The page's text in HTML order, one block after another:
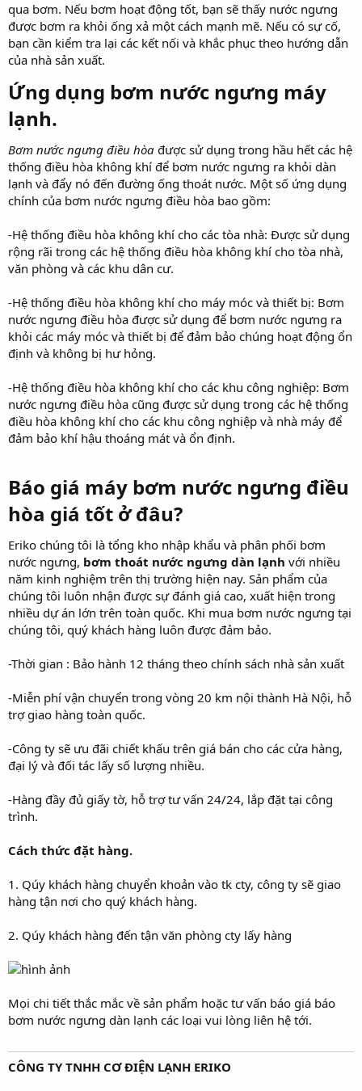
qua bơm. Nếu bơm hoạt động tốt, bạn sẽ thấy nước ngưng
được bơm ra khỏi ống xả một cách mạnh mẽ. Nếu có sự cố,
bạn cần kiểm tra lại các kết nối và khắc phục theo hướng dẫn
của nhà sản xuất.
Ứng dụng bơm nước ngưng máy
lạnh.
Bơm nước ngưng điều hòa được sử dụng trong hầu hết các hệ
thống điều hòa không khí để bơm nước ngưng ra khỏi dàn
lạnh và đẩy nó đến đường ống thoát nước. Một số ứng dụng
chính của bơm nước ngưng điều hòa bao gồm:
-Hệ thống điều hòa không khí cho các tòa nhà: Được sử dụng
rộng rãi trong các hệ thống điều hòa không khí cho tòa nhà,
văn phòng và các khu dân cư.
-Hệ thống điều hòa không khí cho máy móc và thiết bị: Bơm
nước ngưng điều hòa được sử dụng để bơm nước ngưng ra
khỏi các máy móc và thiết bị để đảm bảo chúng hoạt động ổn
định và không bị hư hỏng.
-Hệ thống điều hòa không khí cho các khu công nghiệp: Bơm
nước ngưng điều hòa cũng được sử dụng trong các hệ thống
điều hòa không khí cho các khu công nghiệp và nhà máy để
đảm bảo khí hậu thoáng mát và ổn định.
Báo giá máy bơm nước ngưng điều
hòa giá tốt ở đâu?
Eriko chúng tôi là tổng kho nhập khẩu và phân phối bơm
nước ngưng, bơm thoát nước ngưng dàn lạnh với nhiều
năm kinh nghiệm trên thị trường hiện nay. Sản phẩm của
chúng tôi luôn nhận được sự đánh giá cao, xuất hiện trong
nhiều dự án lớn trên toàn quốc. Khi mua bơm nước ngưng tại
chúng tôi, quý khách hàng luôn được đảm bảo.
-Thời gian : Bảo hành 12 tháng theo chính sách nhà sản xuất
-Miễn phí vận chuyển trong vòng 20 km nội thành Hà Nội, hỗ
trợ giao hàng toàn quốc.
-Công ty sẽ ưu đãi chiết khấu trên giá bán cho các cửa hàng,
đại lý và đối tác lấy số lượng nhiều.
-Hàng đầy đủ giấy tờ, hỗ trợ tư vấn 24/24, lắp đặt tại công
trình.
Cách thức đặt hàng.
1. Qúy khách hàng chuyển khoản vào tk cty, công ty sẽ giao
hàng tận nơi cho quý khách hàng.
2. Qúy khách hàng đến tận văn phòng cty lấy hàng
Mọi chi tiết thắc mắc về sản phẩm hoặc tư vấn báo giá báo
bơm nước ngưng dàn lạnh các loại vui lòng liên hệ tới.
CÔNG TY TNHH CƠ ĐIỆN LẠNH ERIKO